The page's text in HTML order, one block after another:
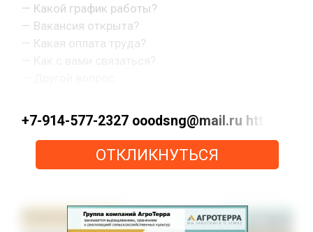
— Какой график работы?
— Вакансия открыта?
— Какая оплата труда?
+7-914-577-2327 ooodsng@mail.ru https://
ОТКЛИКНУТЬСЯ